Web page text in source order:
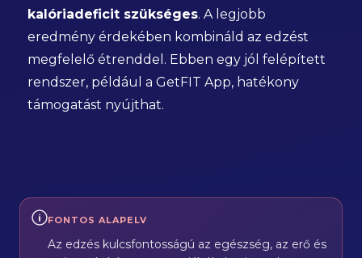
kalóriadeficit szükséges. A legjobb
eredmény érdekében kombináld az edzést
megfelelő étrenddel. Ebben egy jól felépített
rendszer, például a GetFIT App, hatékony
támogatást nyújthat.
FONTOS ALAPELV
Az edzés kulcsfontosságú az egészség, az erő és